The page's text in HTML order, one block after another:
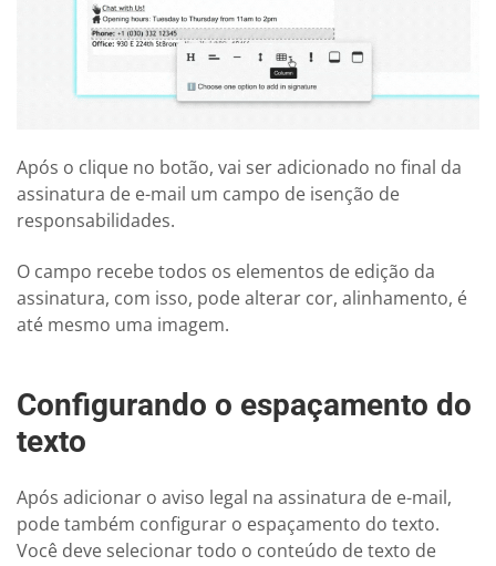
Após o clique no botão, vai ser adicionado no final da
assinatura de e-mail um campo de isenção de
responsabilidades.
O campo recebe todos os elementos de edição da
assinatura, com isso, pode alterar cor, alinhamento, é
até mesmo uma imagem.
Configurando o espaçamento do
texto
Após adicionar o aviso legal na assinatura de e-mail,
pode também configurar o espaçamento do texto.
Você deve selecionar todo o conteúdo de texto de